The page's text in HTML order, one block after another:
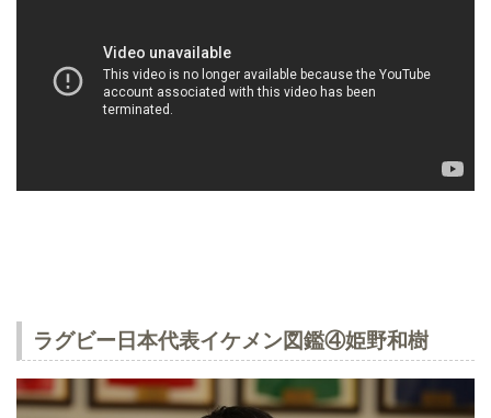
ラグビー日本代表イケメン図鑑④姫野和樹